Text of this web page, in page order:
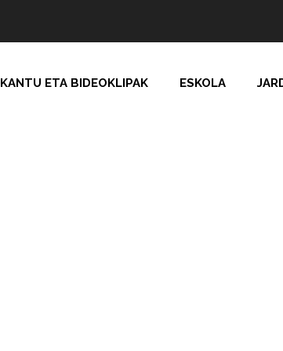
KANTU ETA BIDEOKLIPAK ESKOLA